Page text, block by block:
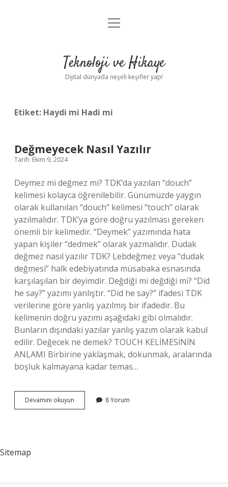
Anasayfa
Yasal Uyarı
menüyü
Teknoloji ve Hikaye
Dijital dünyada neşeli keşifler yap!
Etiket: Haydi mi Hadi mi
Değmeyecek Nasıl Yazılır
Tarih: Ekim 9, 2024
Deymez mi değmez mi? TDK’da yazılan “douch”
kelimesi kolayca öğrenilebilir. Günümüzde yaygın
olarak kullanılan “douch” kelimesi “touch” olarak
yazılmalıdır. TDK’ya göre doğru yazılması gereken
önemli bir kelimedir. “Deymek” yazımında hata
yapan kişiler “dedmek” olarak yazmalıdır. Dudak
değmez nasıl yazılır TDK? Lebdeğmez veya “dudak
değmesi” halk edebiyatında müsabaka esnasında
karşılaşılan bir deyimdir. Değdiği mi değdiği mi? “Did
he say?” yazımı yanlıştır. “Did he say?” ifadesi TDK
verilerine göre yanlış yazılmış bir ifadedir. Bu
kelimenin doğru yazımı aşağıdaki gibi olmalıdır.
Bunların dışındaki yazılar yanlış yazım olarak kabul
edilir. Değecek ne demek? TOUCH KELİMESİNİN
ANLAMI Birbirine yaklaşmak, dokunmak, aralarında
boşluk kalmayana kadar temas…
Devamını okuyun Değmeyecek
Nasıl
8 Yorum
Sitemap